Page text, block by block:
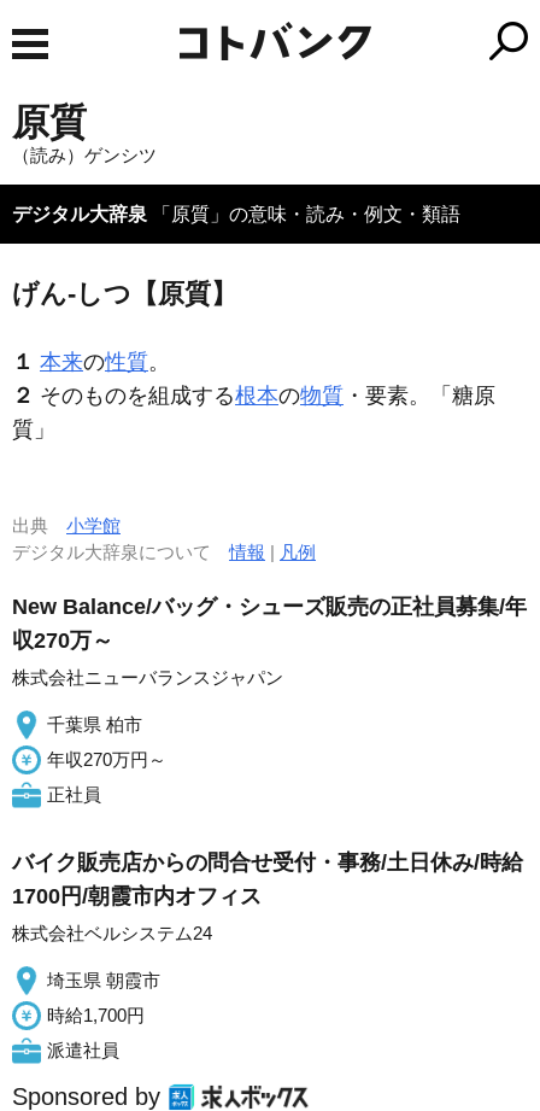
原質
（読み）ゲンシツ
デジタル大辞泉 「原質」の意味・読み・例文・類語
げん‐しつ【原質】
１ 本来の性質。
２ そのものを組成する根本の物質 ・要素。「糖原
質 」
出典 小学館
デジタル大辞泉について情報 | 凡例
New Balance/バッグ・シューズ販売の正社員募集/年
収270万～
株式会社ニューバランスジャパン
千葉県 柏市
年収270万円～
正社員
バイク販売店からの問合せ受付・事務/土日休み/時給
1700円/朝霞市内オフィス
株式会社ベルシステム24
埼玉県 朝霞市
時給1,700円
派遣社員
Sponsored by